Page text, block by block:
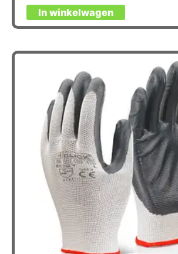
In winkelwagen
Dit
product
meerdere
optie
kan
gekozen
worden
op
de
productpagina